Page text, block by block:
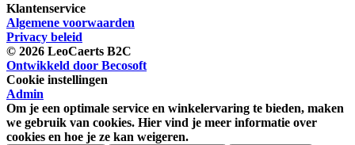
Klantenservice
Algemene voorwaarden
Privacy beleid
© 2026 LeoCaerts B2C
Ontwikkeld door Becosoft
Cookie instellingen
Admin
Om je een optimale service en winkelervaring te bieden, maken
we gebruik van cookies. Hier vind je meer informatie over
cookies en hoe je ze kan weigeren.